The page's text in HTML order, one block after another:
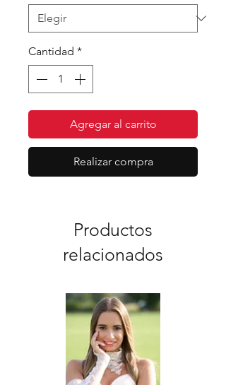
Cantidad *
Agregar al carrito
Realizar compra
Productos
relacionados